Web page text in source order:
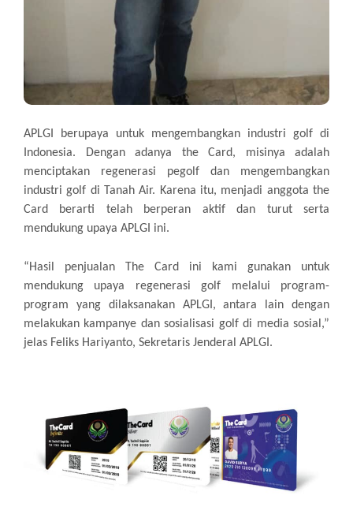
APLGI berupaya untuk mengembangkan industri golf di
Indonesia. Dengan adanya the Card, misinya adalah
menciptakan regenerasi pegolf dan mengembangkan
industri golf di Tanah Air. Karena itu, menjadi anggota the
Card berarti telah berperan aktif dan turut serta
mendukung upaya APLGI ini.
“Hasil penjualan The Card ini kami gunakan untuk
mendukung upaya regenerasi golf melalui program-
program yang dilaksanakan APLGI, antara lain dengan
melakukan kampanye dan sosialisasi golf di media sosial,”
jelas Feliks Hariyanto, Sekretaris Jenderal APLGI.